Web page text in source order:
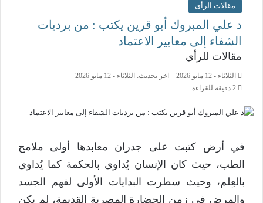
مقالات الرأى
د علي المبروك أبو قرين يكتب : من برديات
الشفاء إلى معايير الاعتماد
مقالات للرأي
الثلاثاء - 12 مايو 2026
اخر تحديث: الثلاثاء - 12 مايو 2026
في أرض كتبت على جدران معابدها أولى ملامح
الطب، حيث كان الإنسان يُداوى بالحكمة كما يُداوى
بالعِلم، وحيث سطرت البدايات الأولى لفهم الجسد
والمرض في زمن الحضارة المصرية القديمة، لم يكن